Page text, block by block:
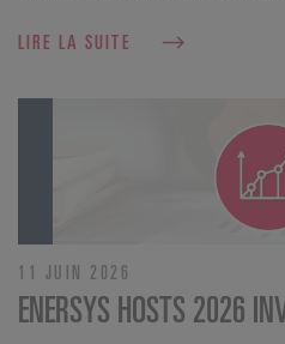
LIRE LA SUITE
11 JUIN 2026
ENERSYS HOSTS 2026